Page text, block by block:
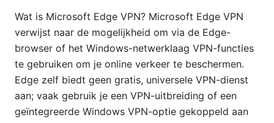
Wat is Microsoft Edge VPN? Microsoft Edge VPN
verwijst naar de mogelijkheid om via de Edge-
browser of het Windows-netwerklaag VPN-functies
te gebruiken om je online verkeer te beschermen.
Edge zelf biedt geen gratis, universele VPN-dienst
aan; vaak gebruik je een VPN-uitbreiding of een
geïntegreerde Windows VPN-optie gekoppeld aan